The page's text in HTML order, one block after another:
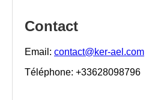
Contact
Email: contact@ker-ael.com
Téléphone: +33628098796